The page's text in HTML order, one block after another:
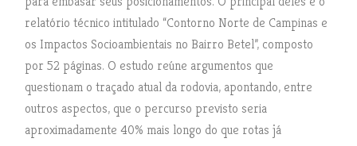
relatório técnico intitulado “Contorno Norte de Campinas e
os Impactos Socioambientais no Bairro Betel”, composto
por 52 páginas. O estudo reúne argumentos que
questionam o traçado atual da rodovia, apontando, entre
outros aspectos, que o percurso previsto seria
aproximadamente 40% mais longo do que rotas já